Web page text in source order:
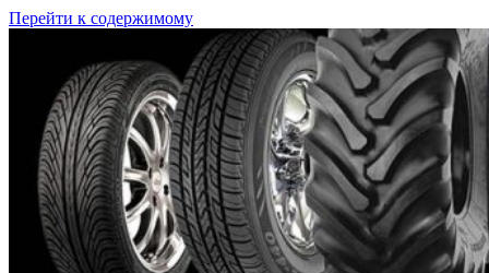
Перейти к содержимому